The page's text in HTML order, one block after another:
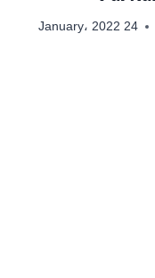
24 January، 2022